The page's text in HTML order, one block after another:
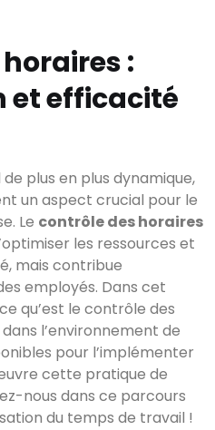
:
et efficacité
plus en plus dynamique,
un aspect crucial pour le
Le contrôle des horaires
les ressources et
mais contribue
employés. Dans cet
qu’est le contrôle des
l’environnement de
pour l’implémenter
cette pratique de
nous dans ce parcours
du temps de travail !